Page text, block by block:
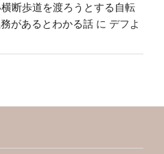
断歩道を渡ろうとする自転
があるとわかる話 に デフよ